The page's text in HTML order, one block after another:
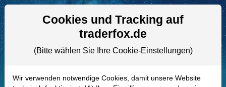
Aktien- und Artikelsuche
A404PC | GEV–GE VERNOVA LLC
Cookies und Tracking auf
traderfox.de
(Bitte wählen Sie Ihre Cookie-Einstellungen)
Wir verwenden notwendige Cookies, damit unsere Website